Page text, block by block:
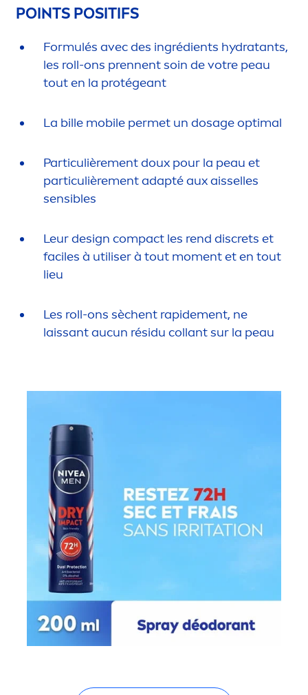
POINTS POSITIFS
Formulés avec des ingrédients hydratants,
les roll-ons prennent soin de votre peau
tout en la protégeant
La bille mobile permet un dosage optimal
Particulièrement doux pour la peau et
particulièrement adapté aux aisselles
sensibles
Leur design compact les rend discrets et
faciles à utiliser à tout moment et en tout
lieu
Les roll-ons sèchent rapidement, ne
laissant aucun résidu collant sur la peau